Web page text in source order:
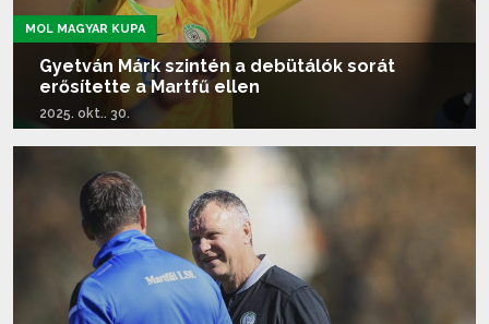
MOL MAGYAR KUPA
Gyetván Márk szintén a debütálók sorát
erősítette a Martfű ellen
2025. okt.. 30.
Tovább olvasom...